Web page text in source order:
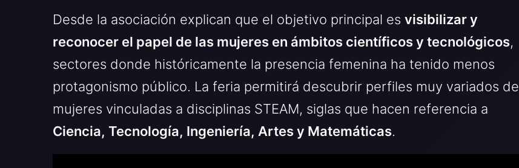
Desde la asociación explican que el objetivo principal es visibilizar y
reconocer el papel de las mujeres en ámbitos científicos y tecnológicos,
sectores donde históricamente la presencia femenina ha tenido menos
protagonismo público. La feria permitirá descubrir perfiles muy variados de
mujeres vinculadas a disciplinas STEAM, siglas que hacen referencia a
Ciencia, Tecnología, Ingeniería, Artes y Matemáticas.